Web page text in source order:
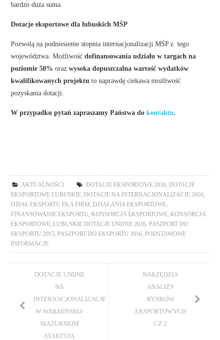
bardzo duża suma.
Dotacje eksportowe dla lubuskich MŚP
Pozwolą na podniesienie stopnia internacjonalizacji MŚP z tego
województwa. Możliwośćdofinansowania udziału w targach na
poziomie 50% orazwysoka dopuszczalna wartość wydatków
kwalifikowanych projektu to naprawdę ciekawa możliwość
pozyskania dotacji.
W przypadku pytań zapraszamy Państwa dokontaktu.
AKTUALNOŚCI DOTACJE EKSPORTOWE 2016 ,DOTACJE
EKSPORTOWE LUBUSKIE ,DOTACJE NA INTERNACJONALIZACJE 2016
DZIAŁ EKSPORTU DLA FIRM ,DZIAŁANIA EKSPORTOWE
FINANSOWANIE EKSPORTU ,KONSORCJA EKSPORTOWE ,KONSORCJA
EKSPORTOWE ,LUBUSKIE DOTACJE UNIJNE 2016 ,PASZPORT DO
EKSPORTU 2015 ,PASZPORT DO EKSPORTU 2016 ,PODSTAWOWE
INFORMACJE
DOTACJE UNIJNE
NA
INTERNACJONALIZACJE
W WARMIŃSKO-
MAZURSKIM
STARTUJĄ
NARZĘDZIA
ANALIZY
RYNKÓW
EKSPORTOWYCH
CZ.2